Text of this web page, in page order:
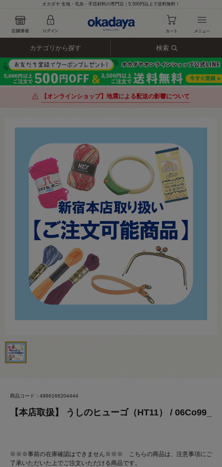
オカダヤ 生地・毛糸・手芸材料の専門店｜5,500円以上で送料無料！
カテゴリから探す 検索
【オンラインショップ】地震による配送の影響について
商品コード：4986166204444
【本店取扱】 うしのヒューゴ（HT11） / 06Co99_
※※※事前の在庫確認はできません※※※ こちらの商品は、注意事項にご
了承いただいた上でご注文いただける商品です。